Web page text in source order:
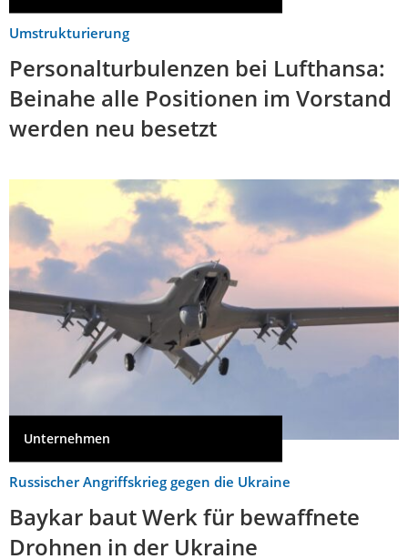
Umstrukturierung
Personalturbulenzen bei Lufthansa:
Beinahe alle Positionen im Vorstand
werden neu besetzt
Unternehmen
Russischer Angriffskrieg gegen die Ukraine
Baykar baut Werk für bewaffnete
Drohnen in der Ukraine